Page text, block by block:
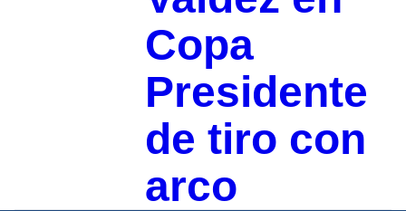
Copa
Presidente
de tiro con
arco